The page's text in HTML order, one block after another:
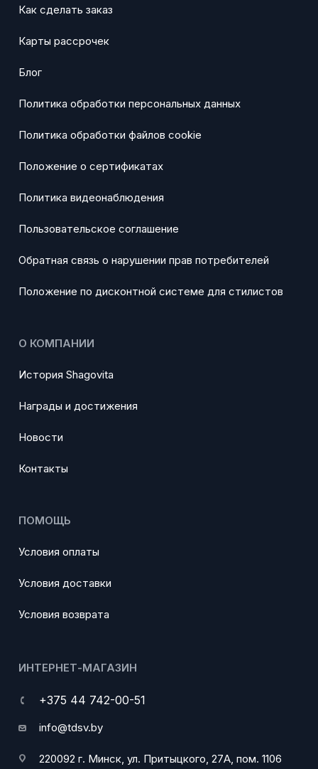
Как сделать заказ
Карты рассрочек
Блог
Политика обработки персональных данных
Политика обработки файлов cookie
Положение о сертификатах
Политика видеонаблюдения
Пользовательское соглашение
Обратная связь о нарушении прав потребителей
Положение по дисконтной системе для стилистов
О КОМПАНИИ
История Shagovita
Награды и достижения
Новости
Контакты
ПОМОЩЬ
Условия оплаты
Условия доставки
Условия возврата
ИНТЕРНЕТ-МАГАЗИН
+375 44 742-00-51
info@tdsv.by
220092 г. Минск, ул. Притыцкого, 27А, пом. 1106